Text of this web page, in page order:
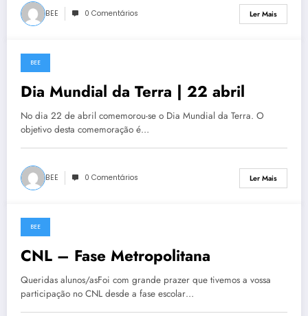
BEE 0 Comentários Ler Mais
21 de Abril, 2021
BEE
Dia Mundial da Terra | 22 abril
No dia 22 de abril comemorou-se o Dia Mundial da Terra. O
objetivo desta comemoração é…
BEE 0 Comentários Ler Mais
16 de Abril, 2021
BEE
CNL – Fase Metropolitana
Queridas alunos/asFoi com grande prazer que tivemos a vossa
participação no CNL desde a fase escolar…